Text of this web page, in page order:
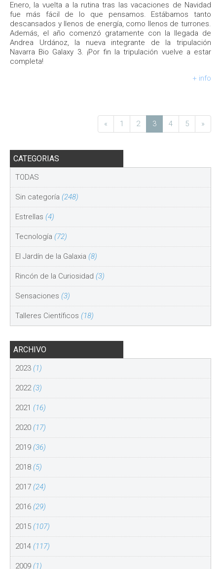
Enero, la vuelta a la rutina tras las vacaciones de Navidad
fue más fácil de lo que pensamos. Estábamos tanto
descansados y llenos de energía, como llenos de turrones.
Además, el año comenzó gratamente con la llegada de
Andrea Urdánoz, la nueva integrante de la tripulación
Navarra Bio Galaxy 3. ¡Por fin la tripulación vuelve a estar
completa!
+ info
« 1 2 3 4 5 »
CATEGORIAS
TODAS
Sin categoría (248)
Estrellas (4)
Tecnología (72)
El Jardín de la Galaxia (8)
Rincón de la Curiosidad (3)
Sensaciones (3)
Talleres Científicos (18)
ARCHIVO
2023 (1)
2022(3)
2021 (16)
2020 (17)
2019 (36)
2018 (5)
2017 (24)
2016 (29)
2015 (107)
2014 (117)
2009 (1)